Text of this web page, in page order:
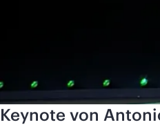
Keynote von